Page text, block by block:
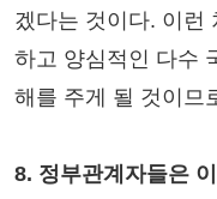
겠다는 것이다. 이런
하고 양심적인 다수
해를 주게 될 것이므
8. 정부관계자들은